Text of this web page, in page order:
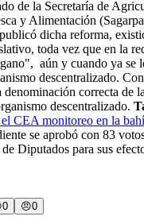
de la Secretaría de
y Alimentación
dicha reforma,
toda vez que en la
aún y cuando ya se
descentralizado.
denominación correcta de
descentralizado.
CEA monitoreo en la
se aprobó con 83
Diputados para sus
0 😠0